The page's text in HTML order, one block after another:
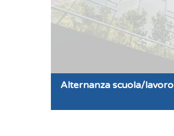
Alternanza scuola/lavoro